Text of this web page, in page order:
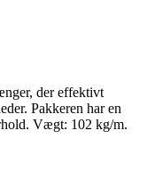
der effektivt
Pakkeren har en
Vægt: 102 kg/m.